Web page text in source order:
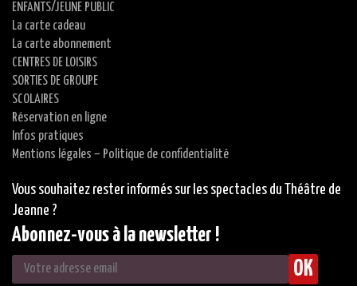
ENFANTS/JEUNE PUBLIC
La carte cadeau
La carte abonnement
CENTRES DE LOISIRS
SORTIES DE GROUPE
SCOLAIRES
Réservation en ligne
Infos pratiques
Mentions légales – Politique de confidentialité
Vous souhaitez rester informés sur les spectacles du Théâtre de
Jeanne ?
Abonnez-vous à la newsletter !
OK